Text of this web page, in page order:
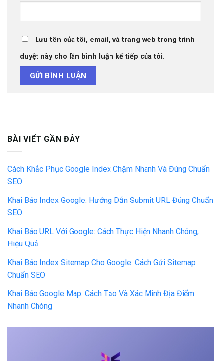
Lưu tên của tôi, email, và trang web trong trình
duyệt này cho lần bình luận kế tiếp của tôi.
BÀI VIẾT GẦN ĐÂY
Cách Khắc Phục Google Index Chậm Nhanh Và Đúng Chuẩn
SEO
Khai Báo Index Google: Hướng Dẫn Submit URL Đúng Chuẩn
SEO
Khai Báo URL Với Google: Cách Thực Hiện Nhanh Chóng,
Hiệu Quả
Khai Báo Index Sitemap Cho Google: Cách Gửi Sitemap
Chuẩn SEO
Khai Báo Google Map: Cách Tạo Và Xác Minh Địa Điểm
Nhanh Chóng